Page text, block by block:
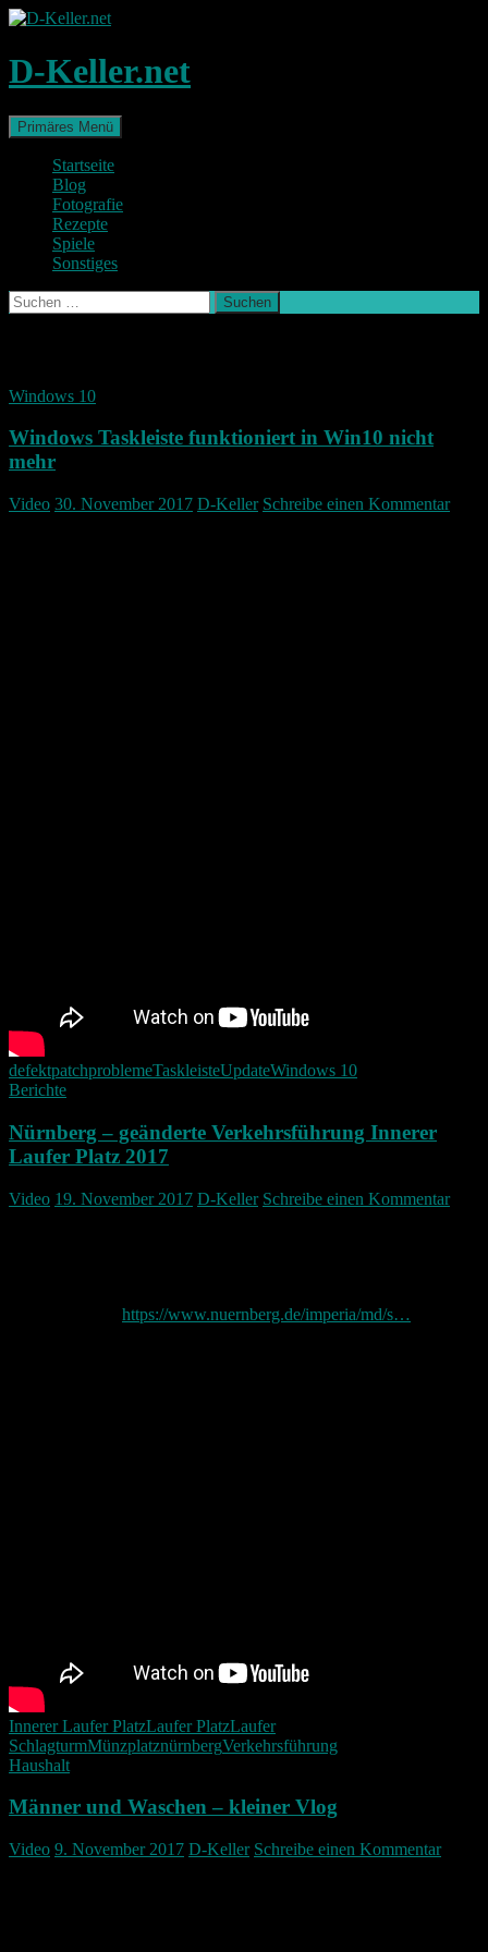
Zum
springen
D-Keller.net
Suchen
Primäres Menü
Startseite
Blog
Fotografie
Rezepte
Spiele
Sonstiges
Suchen
nach:
Windows 10
Windows Taskleiste funktioniert in Win10 nicht
mehr
Video 30. November 2017 D-Keller Schreibe einen Kommentar
defektpatchproblemeTaskleisteUpdateWindows 10
Berichte
Nürnberg – geänderte Verkehrsführung Innerer
Laufer Platz 2017
Video 19. November 2017 D-Keller Schreibe einen Kommentar
https://www.nuernberg.de/imperia/md/s…
Innerer Laufer PlatzLaufer PlatzLaufer
SchlagturmMünzplatznürnbergVerkehrsführung
Haushalt
Männer und Waschen – kleiner Vlog
Video 9. November 2017 D-Keller Schreibe einen Kommentar